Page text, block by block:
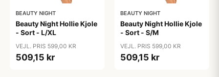
BEAUTY NIGHT
Beauty Night Hollie Kjole
- Sort - L/XL
VEJL. PRIS 599,00 KR
509,15 kr
BEAUTY NIGHT
Beauty Night Hollie Kjole
- Sort - S/M
VEJL. PRIS 599,00 KR
509,15 kr